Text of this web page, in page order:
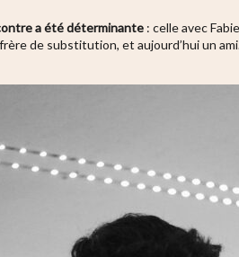
a été déterminante : celle avec
de substitution, et aujourd’hui un